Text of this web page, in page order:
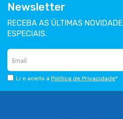
Newsletter
RECEBA AS ÚLTIMAS
ESPECIAIS.
Li e aceito a Política de Privacidade*